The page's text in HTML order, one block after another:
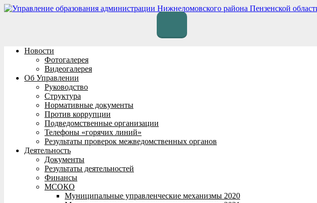
Перейти
Новости
Фотогалерея
Видеогалерея
Об Управлении
Руководство
Структура
Нормативные документы
Против коррупции
Подведомственные организации
Телефоны «горячих линий»
Результаты проверок межведомственных органов
Деятельность
Документы
Результаты деятельностей
Финансы
МСОКО
Муниципальные управленческие механизмы 2020